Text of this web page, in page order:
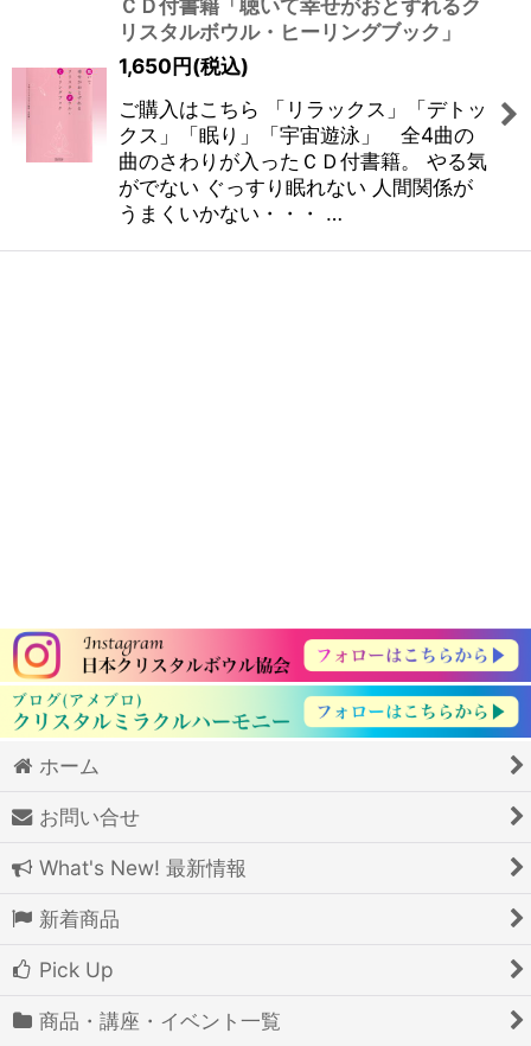
ＣＤ付書籍「聴いて幸せがおとずれるク
リスタルボウル・ヒーリングブック」
1,650円(税込)
ご購入はこちら 「リラックス」「デトッ
クス」「眠り」「宇宙遊泳」 全4曲の
曲のさわりが入ったＣＤ付書籍。 やる気
がでない ぐっすり眠れない 人間関係が
うまくいかない・・・ …
ホーム
お問い合せ
What's New! 最新情報
新着商品
Pick Up
商品・講座・イベント一覧